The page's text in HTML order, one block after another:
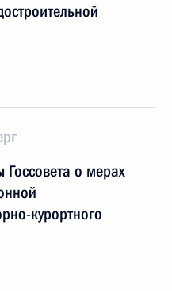
Госсовета о мерах
курортного